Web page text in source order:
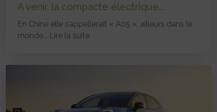
A venir, la compacte électrique...
En Chine elle s’appellerait « A05 », ailleurs dans le
monde... Lire la suite